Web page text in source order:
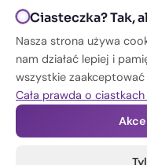
Ciasteczka? Tak,
Nasza strona używa
nam działać lepiej i
wszystkie
Cała prawda o